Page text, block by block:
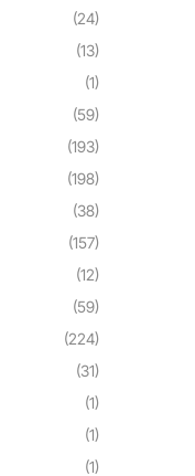
(24)
(13)
(1)
(59)
(193)
(198)
(38)
(157)
(12)
(59)
(224)
(31)
(1)
(1)
(1)